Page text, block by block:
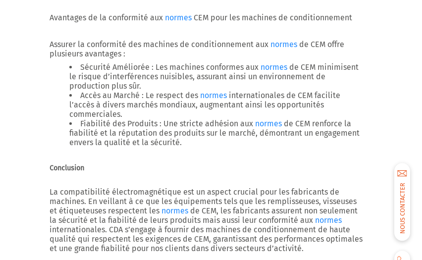
NOUS CONTACTER
Avantages de la conformité aux normes CEM pour les machines de conditionnement
Assurer la conformité des machines de conditionnement aux normes de CEM offre
plusieurs avantages :
Sécurité Améliorée : Les machines conformes aux normes de CEM minimisent
le risque d’interférences nuisibles, assurant ainsi un environnement de
production plus sûr.
Accès au Marché : Le respect des normes internationales de CEM facilite
l’accès à divers marchés mondiaux, augmentant ainsi les opportunités
commerciales.
Fiabilité des Produits : Une stricte adhésion aux normes de CEM renforce la
fiabilité et la réputation des produits sur le marché, démontrant un engagement
envers la qualité et la sécurité.
Conclusion
La compatibilité électromagnétique est un aspect crucial pour les fabricants de
machines. En veillant à ce que les équipements tels que les remplisseuses, visseuses
et étiqueteuses respectent les normes de CEM, les fabricants assurent non seulement
la sécurité et la fiabilité de leurs produits mais aussi leur conformité aux normes
internationales. CDA s’engage à fournir des machines de conditionnement de haute
qualité qui respectent les exigences de CEM, garantissant des performances optimales
et une grande fiabilité pour nos clients dans divers secteurs d’activité.